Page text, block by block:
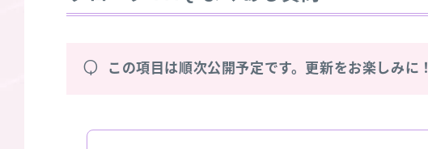
Q この項目は順次公開予定です。更新をお楽しみに！